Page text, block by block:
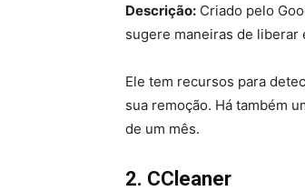
Descrição: Criado pelo
sugere maneiras de liberar
Ele tem recursos para
sua remoção. Há também
de um mês.
2. CCleaner